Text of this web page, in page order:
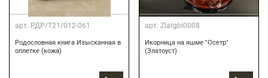
арт. РДР/Т21/012-061
Родословная книга Изысканная в
оплетке (кожа)
арт. Zlatgbi0008
Икорница на яшме "Осетр"
(Златоуст)